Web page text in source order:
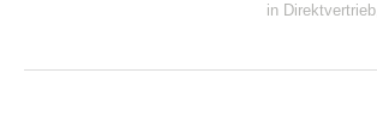
in Direktvertrieb